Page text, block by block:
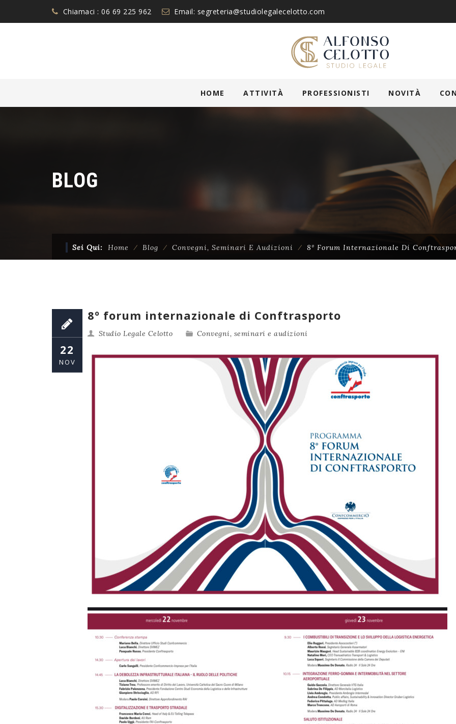
Chiamaci : 06 69 225 962 Email: segreteria@studiolegalecelotto.com
content
HOME ATTIVITÀ PROFESSIONISTI NOVITÀ
BLOG
Sei Qui: Home ⁄ Blog ⁄ Convegni, Seminari E Audizioni ⁄ 8º Forum Internazionale Di
22
NOV
8º forum internazionale di Conftrasporto
Studio Legale Celotto Convegni, seminari e audizioni